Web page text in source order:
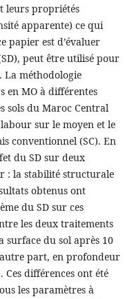
leurs propriétés
apparente) ce qui
papier est d’évaluer
peut être utilisé pour
La méthodologie
en MO à différentes
sols du Maroc Central
sur le moyen et le
conventionnel (SC). En
du SD sur deux
: la stabilité structurale
obtenus ont
du SD sur ces
les deux traitements
surface du sol après 10
part, en profondeur
Ces différences ont été
les paramètres à